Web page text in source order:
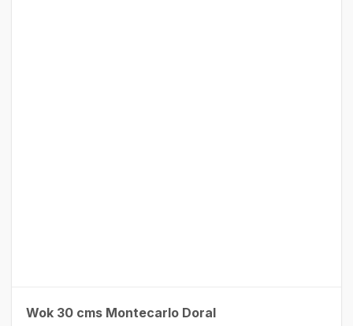
Wok 30 cms Montecarlo Doral